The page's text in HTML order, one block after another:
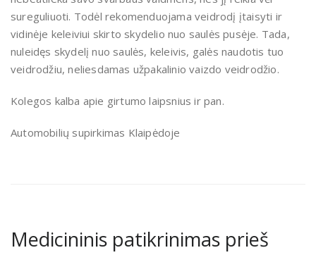
sureguliuoti. Todėl rekomenduojama veidrodį įtaisyti ir
vidinėje keleiviui skirto skydelio nuo saulės pusėje. Tada,
nuleidęs skydelį nuo saulės, keleivis, galės naudotis tuo
veidrodžiu, neliesdamas užpakalinio vaizdo veidrodžio.
Kolegos kalba apie girtumo laipsnius ir pan.
Automobilių supirkimas Klaipėdoje
Medicininis patikrinimas prieš